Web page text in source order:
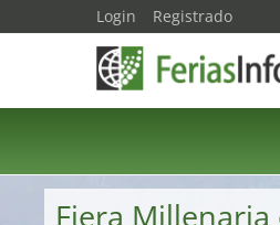
Fiera Millenaria
Login Registrado